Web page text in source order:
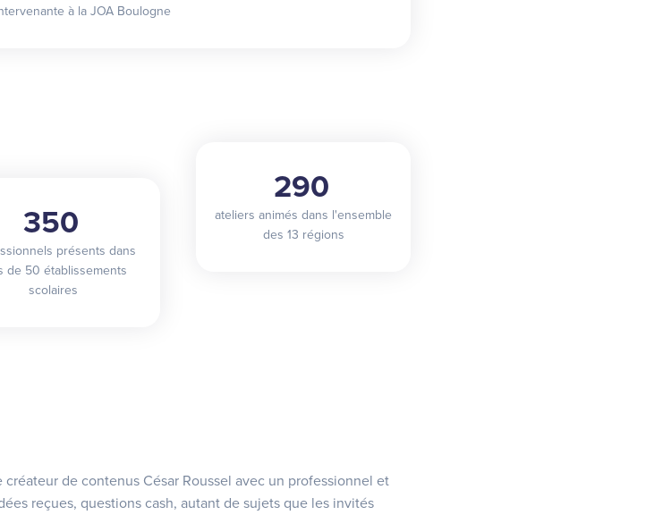
à la JOA Boulogne
350
présents dans
de 50 établissements
scolaires
290
ateliers animés dans l'ensemble
des 13 régions
créateur de contenus César Roussel avec un professionnel et
reçues, questions cash, autant de sujets que les invités